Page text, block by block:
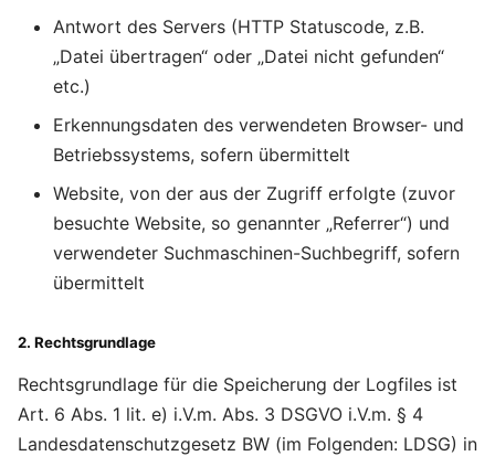
Antwort des Servers (HTTP Statuscode, z.B.
„Datei übertragen“ oder „Datei nicht gefunden“
etc.)
Erkennungsdaten des verwendeten Browser- und
Betriebssystems, sofern übermittelt
Website, von der aus der Zugriff erfolgte (zuvor
besuchte Website, so genannter „Referrer“) und
verwendeter Suchmaschinen-Suchbegriff, sofern
übermittelt
2. Rechtsgrundlage
Rechtsgrundlage für die Speicherung der Logfiles ist
Art. 6 Abs. 1 lit. e) i.V.m. Abs. 3 DSGVO i.V.m. § 4
Landesdatenschutzgesetz BW (im Folgenden: LDSG) in